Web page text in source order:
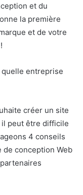
et du
la première
et de votre
entreprise
créer un site
peut être difficile
4 conseils
de conception Web